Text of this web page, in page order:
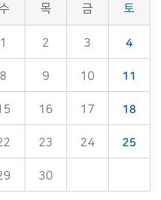
목 금 토
1 2 3 4
8 9 10 11
16 17 18
23 24 25
30